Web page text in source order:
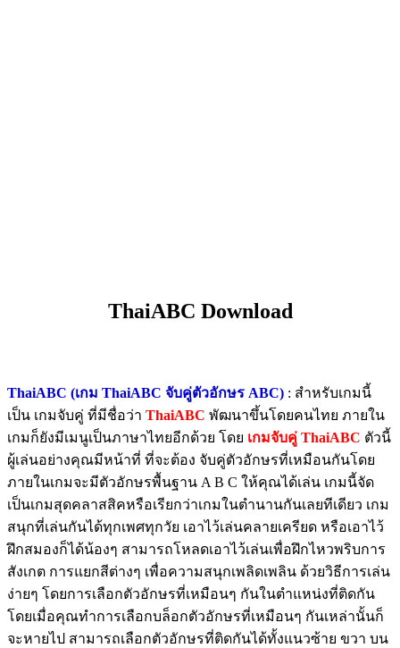
ThaiABC Download
ThaiABC (เกม ThaiABC จับคู่ตัวอักษร ABC) : สำหรับเกมนี้
เป็น เกมจับคู่ ที่มีชื่อว่า ThaiABC พัฒนาขึ้นโดยคนไทย ภายใน
เกมก็ยังมีเมนูเป็นภาษาไทยอีกด้วย โดย เกมจับคู่ ThaiABC ตัวนี้
ผู้เล่นอย่างคุณมีหน้าที่ ที่จะต้อง จับคู่ตัวอักษรที่เหมือนกันโดย
ภายในเกมจะมีตัวอักษรพื้นฐาน A B C ให้คุณได้เล่น เกมนี้จัด
เป็นเกมสุดคลาสสิคหรือเรียกว่าเกมในตำนานกันเลยทีเดียว เกม
สนุกที่เล่นกันได้ทุกเพศทุกวัย เอาไว้เล่นคลายเครียด หรือเอาไว้
ฝึกสมองก็ได้น้องๆ สามารถโหลดเอาไว้เล่นเพื่อฝึกไหวพริบการ
สังเกต การแยกสีต่างๆ เพื่อความสนุกเพลิดเพลิน ด้วยวิธีการเล่น
ง่ายๆ โดยการเลือกตัวอักษรที่เหมือนๆ กันในตำแหน่งที่ติดกัน
โดยเมื่อคุณทำการเลือกบล็อกตัวอักษรที่เหมือนๆ กันเหล่านั้นก็
จะหายไป สามารถเลือกตัวอักษรที่ติดกันได้ทั้งแนวซ้าย ขวา บน